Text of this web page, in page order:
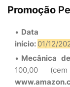
Promoção
início: 01/12/
Mecânica
100,00